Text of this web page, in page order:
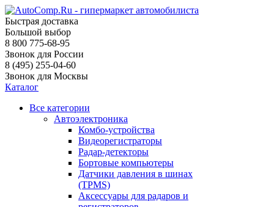
Быстрая доставка
Большой выбор
8 800 775-68-95
Звонок для России
8 (495) 255-04-60
Звонок для Москвы
Каталог
Все категории
Автоэлектроника
Комбо-устройства
Видеорегистраторы
Радар-детекторы
Бортовые компьютеры
Датчики давления в шинах
(TPMS)
Аксессуары для радаров и